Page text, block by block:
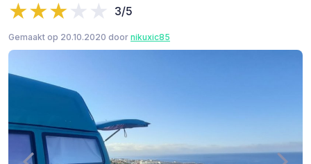
3/5
Gemaakt op 20.10.2020 door nikuxic85